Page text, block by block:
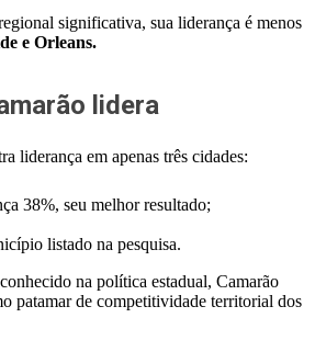
significativa, sua liderança é menos
e Orleans.
lidera
liderança em apenas três cidades:
38%, seu melhor resultado;
listado na pesquisa.
na política estadual, Camarão
patamar de competitividade territorial dos